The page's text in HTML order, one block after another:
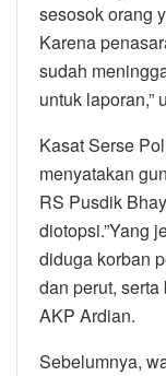
sesosok orang
Karena
sudah
untuk laporan,”
Kasat Serse
menyatakan
RS Pusdik
diotopsi.”Yang
diduga korban
dan perut, serta
AKP Ardian.
Sebelumnya,